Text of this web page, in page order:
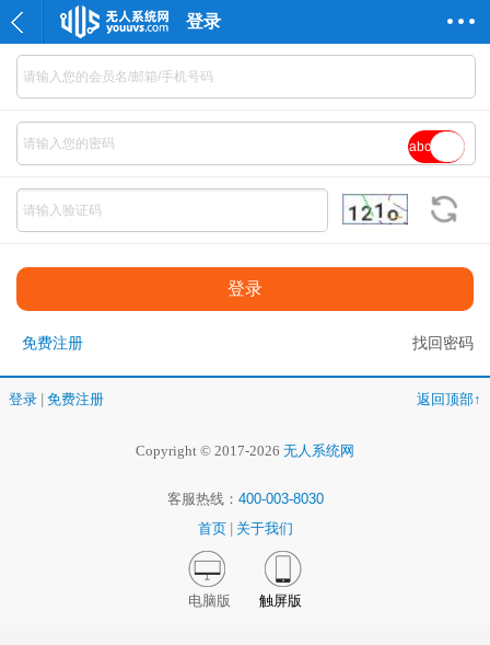
登录
abc
免费注册 找回密码
登录 免费注册 返回顶部↑
Copyright © 2017-2026 无人系统网
客服热线： 400-003-8030
首页
关于我们
电脑版 触屏版